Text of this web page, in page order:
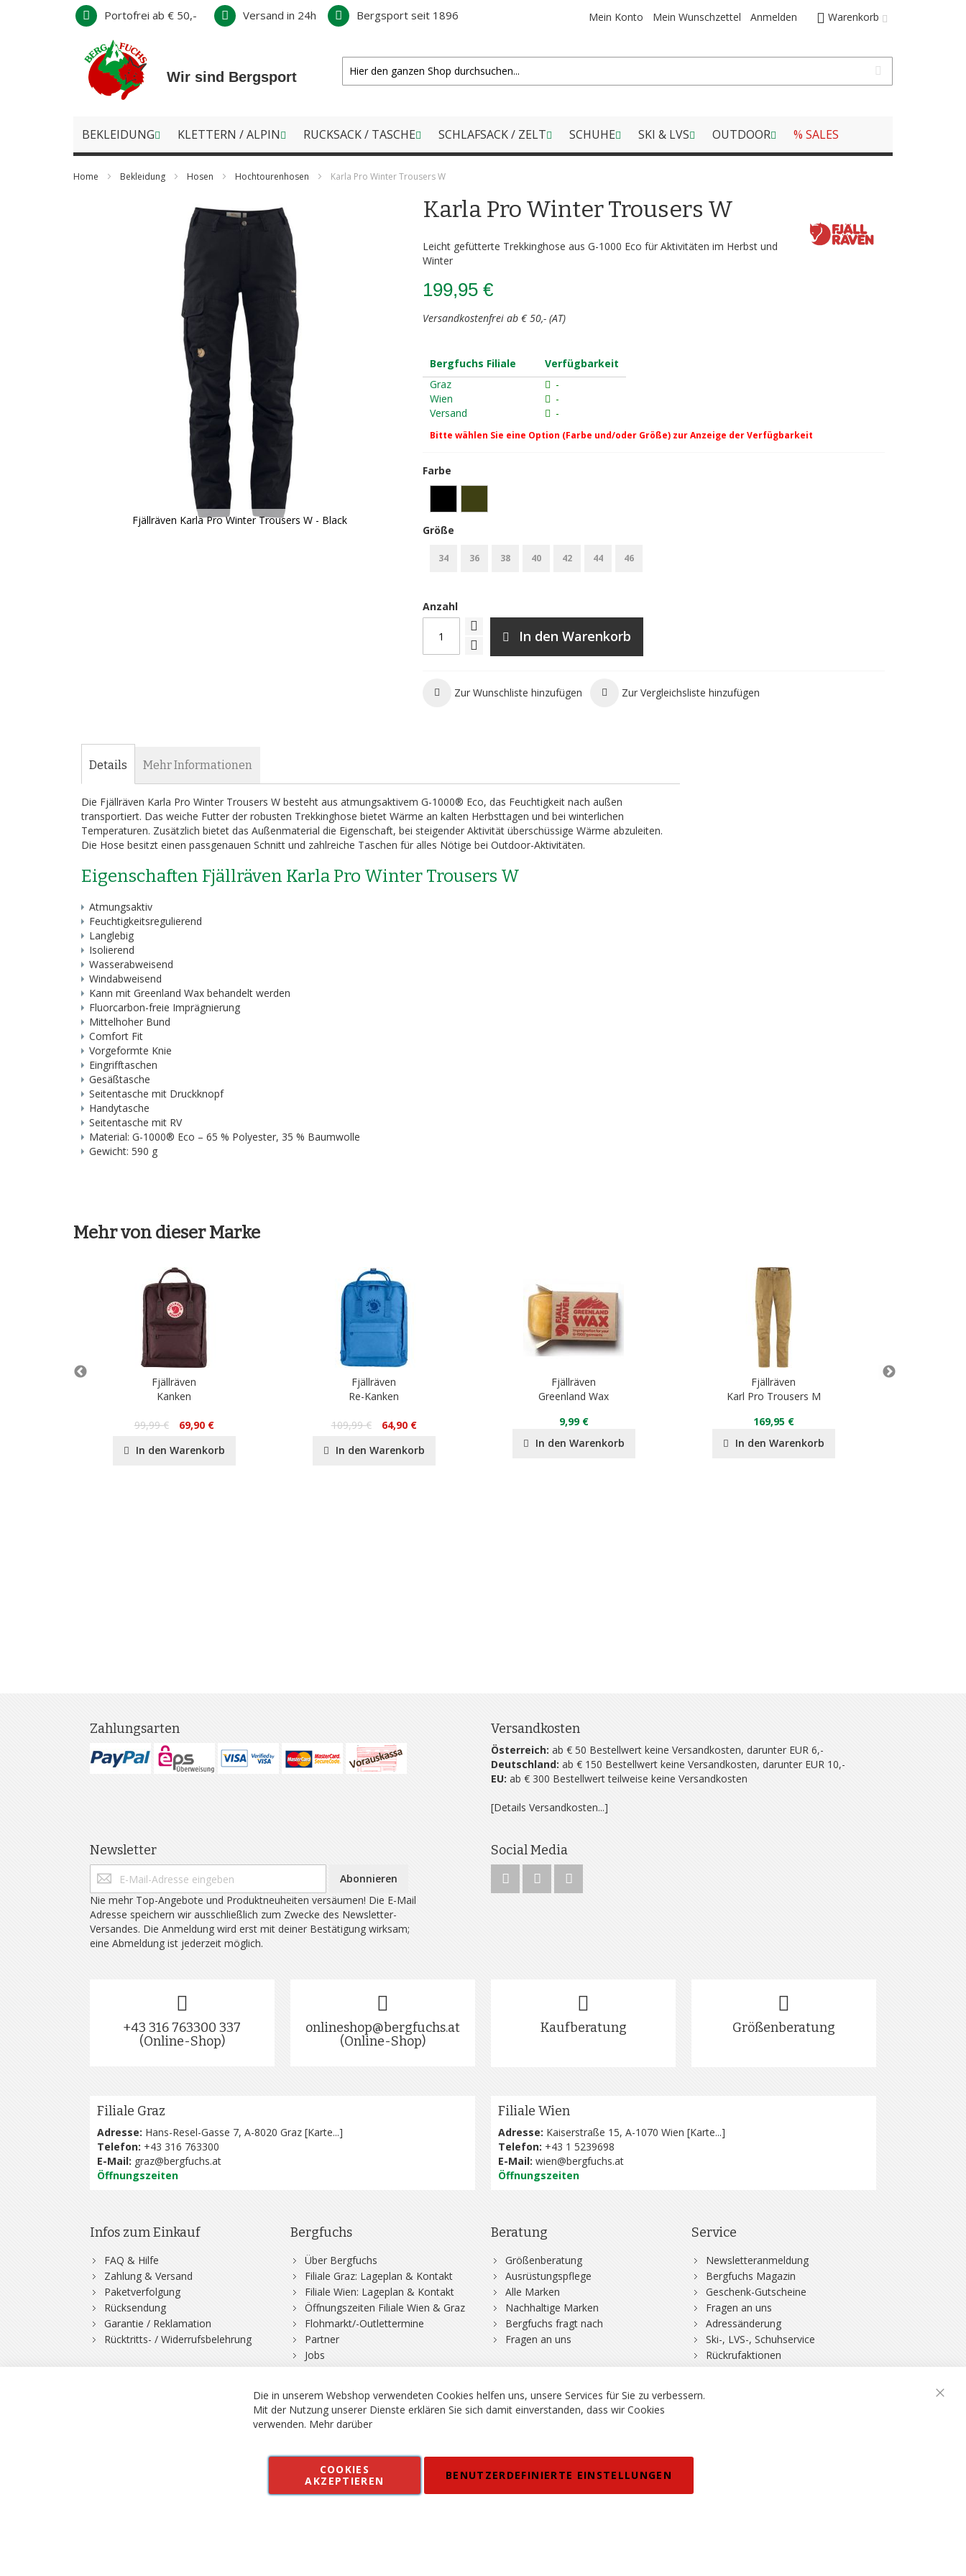
Direkt
Inhalt
Warenkorb
Mein Konto Mein Wunschzettel Anmelden
Portofrei ab € 50,- Versand in 24h Bergsport seit 1896
Wir sind Bergsport
BEKLEIDUNG KLETTERN / ALPIN RUCKSACK / TASCHE SCHLAFSACK / ZELT SCHUHE SKI & LVS OUTDOOR % SALES
Home Bekleidung Hosen Hochtourenhosen Karla Pro Winter Trousers W
Fjällräven Karla Pro Winter Trousers W - Black
Karla Pro Winter Trousers W
Leicht gefütterte Trekkinghose aus G-1000 Eco für Aktivitäten im Herbst und
Winter
199,95 €
Versandkostenfrei ab € 50,- (AT)
Bergfuchs Filiale
Verfügbarkeit
Graz
-
Wien
-
Versand
-
Bitte wählen Sie eine Option (Farbe und/oder Größe) zur Anzeige der Verfügbarkeit
Farbe
Größe
34 36 38 40 42 44 46
Anzahl
In den Warenkorb
Zur Wunschliste hinzufügen Zur Vergleichsliste hinzufügen
Details
Die Fjällräven Karla Pro Winter Trousers W besteht aus atmungsaktivem G-1000® Eco, das Feuchtigkeit nach außen
transportiert. Das weiche Futter der robusten Trekkinghose bietet Wärme an kalten Herbsttagen und bei winterlichen
Temperaturen. Zusätzlich bietet das Außenmaterial die Eigenschaft, bei steigender Aktivität überschüssige Wärme abzuleiten.
Die Hose besitzt einen passgenauen Schnitt und zahlreiche Taschen für alles Nötige bei Outdoor-Aktivitäten.
Eigenschaften Fjällräven Karla Pro Winter Trousers W
Atmungsaktiv
Feuchtigkeitsregulierend
Langlebig
Isolierend
Wasserabweisend
Windabweisend
Kann mit Greenland Wax behandelt werden
Fluorcarbon-freie Imprägnierung
Mittelhoher Bund
Comfort Fit
Vorgeformte Knie
Eingrifftaschen
Gesäßtasche
Seitentasche mit Druckknopf
Handytasche
Seitentasche mit RV
Material: G-1000® Eco – 65 % Polyester, 35 % Baumwolle
Gewicht: 590 g
Mehr Informationen
Mehr von dieser Marke
Fjällräven
Kanken
99,99 €
69,90 €
In den Warenkorb
Fjällräven
Re-Kanken
109,99 €
64,90 €
In den Warenkorb
Fjällräven
Greenland Wax
9,99 €
In den Warenkorb
Fjällräven
Karl Pro Trousers M
169,95 €
In den Warenkorb
Zahlungsarten Versandkosten
Österreich: ab € 50 Bestellwert keine Versandkosten, darunter EUR 6,-
Deutschland: ab € 150 Bestellwert keine Versandkosten, darunter EUR 10,-
EU: ab € 300 Bestellwert teilweise keine Versandkosten
[Details Versandkosten...]
Newsletter
Abonnieren
Nie mehr Top-Angebote und Produktneuheiten versäumen! Die E-Mail
Adresse speichern wir ausschließlich zum Zwecke des Newsletter-
Versandes. Die Anmeldung wird erst mit deiner Bestätigung wirksam;
eine Abmeldung ist jederzeit möglich.
Social Media
+43 316 763300 337
(Online-Shop)
onlineshop@bergfuchs.at
(Online-Shop)
Kaufberatung Größenberatung
Filiale Graz
Adresse: Hans-Resel-Gasse 7, A-8020 Graz [Karte...]
Telefon: +43 316 763300
E-Mail: graz@bergfuchs.at
Öffnungszeiten
Filiale Wien
Adresse: Kaiserstraße 15, A-1070 Wien [Karte...]
Telefon: +43 1 5239698
E-Mail: wien@bergfuchs.at
Öffnungszeiten
Infos zum Einkauf
FAQ & Hilfe
Zahlung & Versand
Paketverfolgung
Rücksendung
Garantie / Reklamation
Rücktritts- / Widerrufsbelehrung
Bergfuchs
Über Bergfuchs
Filiale Graz: Lageplan & Kontakt
Filiale Wien: Lageplan & Kontakt
Öffnungszeiten Filiale Wien & Graz
Flohmarkt/-Outlettermine
Partner
Jobs
Beratung
Größenberatung
Ausrüstungspflege
Alle Marken
Nachhaltige Marken
Bergfuchs fragt nach
Fragen an uns
Service
Newsletteranmeldung
Bergfuchs Magazin
Geschenk-Gutscheine
Fragen an uns
Adressänderung
Ski-, LVS-, Schuhservice
Rückrufaktionen
DSV-Skiversicherung
Vertrag widerrufen Kontakt AGB Datenschutz
Barrierefreiheitserklärung
Alle Preise inkl. MWSt. in EUR, Angebot solange Vorrat reicht. Fehler, Irrtümer und Preisänderungen vorbehalten.
Die in unserem Webshop verwendeten Cookies helfen uns, unsere Services für Sie zu verbessern.
Mit der Nutzung unserer Dienste erklären Sie sich damit einverstanden, dass wir Cookies
verwenden. Mehr darüber
COOKIES
AKZEPTIEREN
BENUTZERDEFINIERTE EINSTELLUNGEN